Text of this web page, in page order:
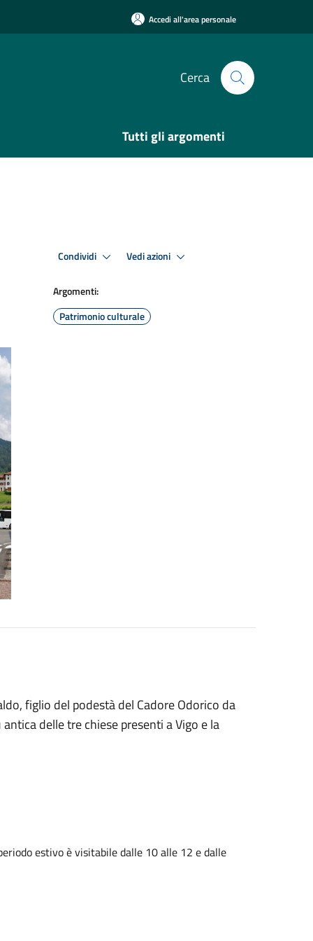
Accedi all'area personale
Cerca
Tutti gli argomenti
Condividi Vedi azioni
Argomenti:
Patrimonio culturale
figlio del podestà del Cadore Odorico da
delle tre chiese presenti a Vigo e la
estivo è visitabile dalle 10 alle 12 e dalle